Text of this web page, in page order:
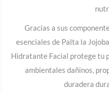
Gracias a sus
esenciales de Palta la
Hidratante Facial protege tu
ambientales dañinos,
duradera